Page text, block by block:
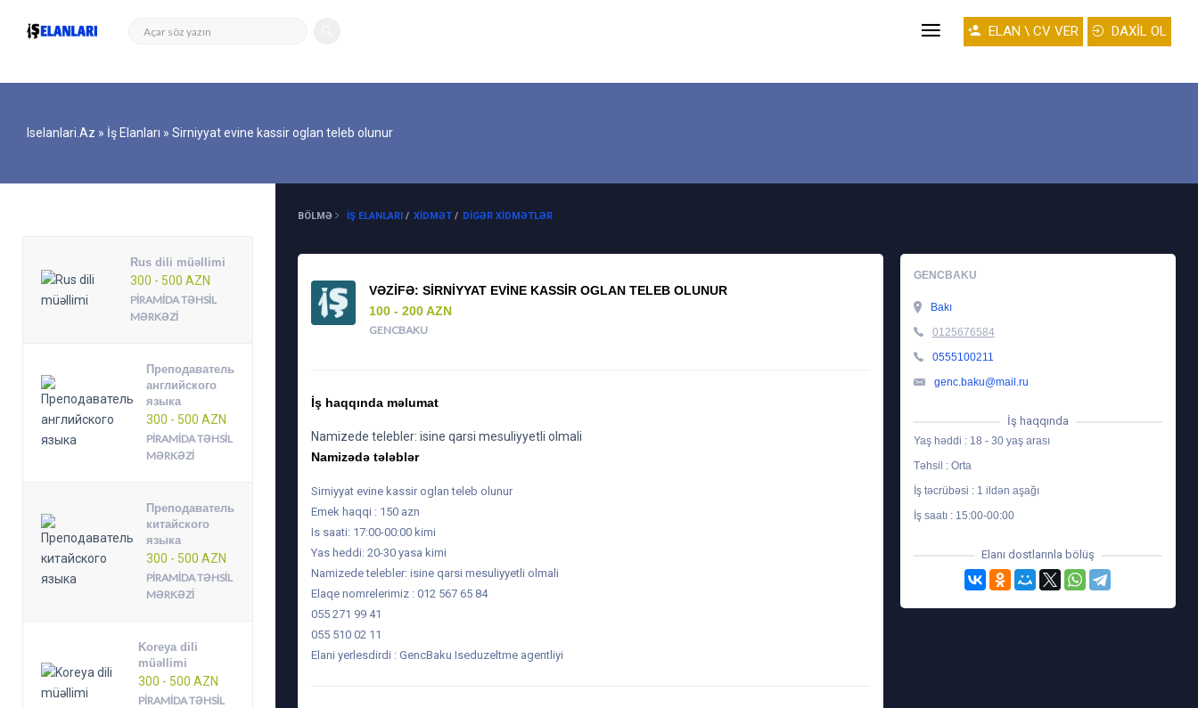
ELAN \ CV VER DAXİL OL
Iselanlari.az » İş Elanları » Sirniyyat evine kassir oglan teleb olunur
Rus dili müəllimi
300 - 500 AZN
PIRAMIDA TƏHSIL
MƏRKƏZI
Преподаватель
английского
языка
300 - 500 AZN
PIRAMIDA TƏHSIL
MƏRKƏZI
Преподаватель
китайского
языка
300 - 500 AZN
PIRAMIDA TƏHSIL
MƏRKƏZI
Koreya dili
müəllimi
300 - 500 AZN
PIRAMIDA TƏHSIL
BÖLMƏ İŞ ELANLARI / XIDMƏT / DIGƏR XIDMƏTLƏR
VƏZIFƏ: SIRNIYYAT EVINE KASSIR OGLAN TELEB OLUNUR
100 - 200 AZN
GENCBAKU
İş haqqında məlumat
Namizede telebler: isine qarsi mesuliyyetli olmali
Namizədə tələblər
Sirniyyat evine kassir oglan teleb olunur
Emek haqqi : 150 azn
Is saati: 17:00-00:00 kimi
Yas heddi: 20-30 yasa kimi
Namizede telebler: isine qarsi mesuliyyetli olmali
Elaqe nomrelerimiz : 012 567 65 84
055 271 99 41
055 510 02 11
Elani yerlesdirdi : GencBaku Iseduzeltme agentliyi
GENCBAKU
Bakı
0125676584
0555100211
genc.baku@mail.ru
İş haqqında
Yaş həddi : 18 - 30 yaş arası
Təhsil : Orta
İş təcrübəsi : 1 ildən aşağı
İş saatı : 15:00-00:00
Elanı dostlarınla bölüş